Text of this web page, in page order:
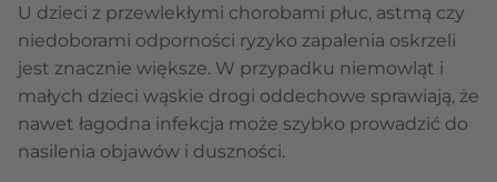
U dzieci z przewlekłymi chorobami płuc, astmą czy
niedoborami odporności ryzyko zapalenia oskrzeli
jest znacznie większe. W przypadku niemowląt i
małych dzieci wąskie drogi oddechowe sprawiają, że
nawet łagodna infekcja może szybko prowadzić do
nasilenia objawów i duszności.